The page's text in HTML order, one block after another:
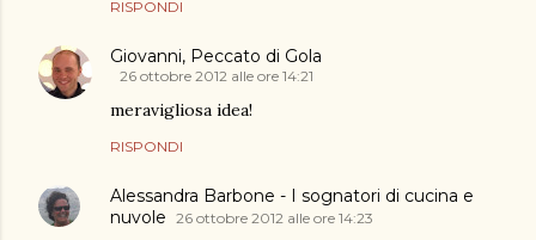
RISPONDI
Giovanni, Peccato di Gola
26 ottobre 2012 alle ore 14:21
meravigliosa idea!
RISPONDI
Alessandra Barbone - I sognatori di cucina e
nuvole 26 ottobre 2012 alle ore 14:23